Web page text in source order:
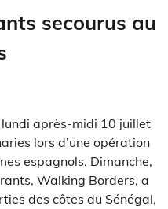
secourus au
après-midi 10 juillet
lors d’une opération
espagnols. Dimanche,
Walking Borders, a
des côtes du Sénégal,